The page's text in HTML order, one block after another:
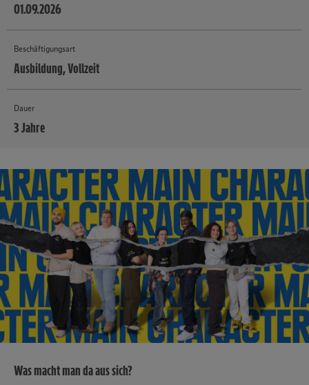
01.09.2026
Beschäftigungsart
Ausbildung, Vollzeit
Dauer
3 Jahre
Was macht man da aus sich?